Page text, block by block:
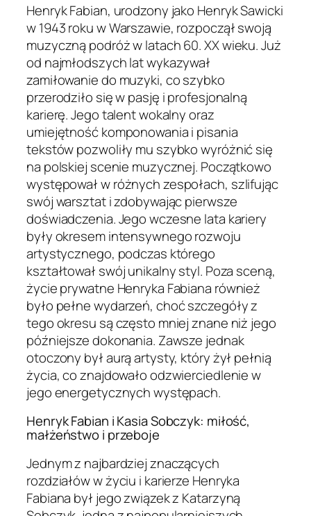
Henryk Fabian, urodzony jako Henryk Sawicki
w 1943 roku w Warszawie, rozpoczął swoją
muzyczną podróż w latach 60. XX wieku. Już
od najmłodszych lat wykazywał
zamiłowanie do muzyki, co szybko
przerodziło się w pasję i profesjonalną
karierę. Jego talent wokalny oraz
umiejętność komponowania i pisania
tekstów pozwoliły mu szybko wyróżnić się
na polskiej scenie muzycznej. Początkowo
występował w różnych zespołach, szlifując
swój warsztat i zdobywając pierwsze
doświadczenia. Jego wczesne lata kariery
były okresem intensywnego rozwoju
artystycznego, podczas którego
kształtował swój unikalny styl. Poza sceną,
życie prywatne Henryka Fabiana również
było pełne wydarzeń, choć szczegóły z
tego okresu są często mniej znane niż jego
późniejsze dokonania. Zawsze jednak
otoczony był aurą artysty, który żył pełnią
życia, co znajdowało odzwierciedlenie w
jego energetycznych występach.
Henryk Fabian i Kasia Sobczyk: miłość,
małżeństwo i przeboje
Jednym z najbardziej znaczących
rozdziałów w życiu i karierze Henryka
Fabiana był jego związek z Katarzyną